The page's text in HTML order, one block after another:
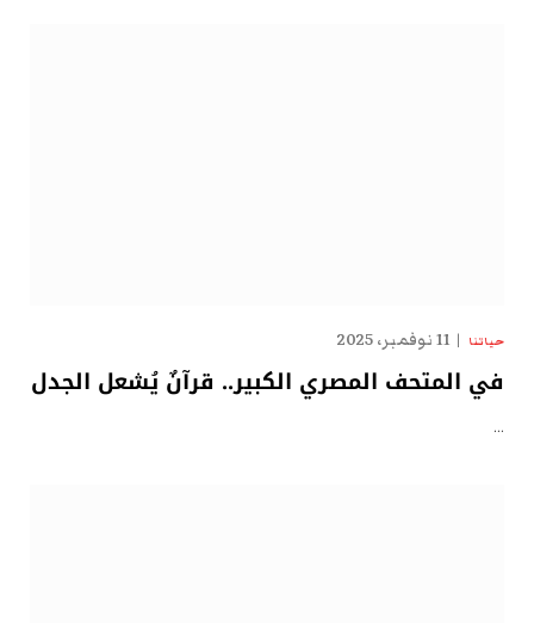
حياتنا 11 نوفمبر، 2025
في المتحف المصري الكبير.. قرآنٌ يُشعل الجدل
…